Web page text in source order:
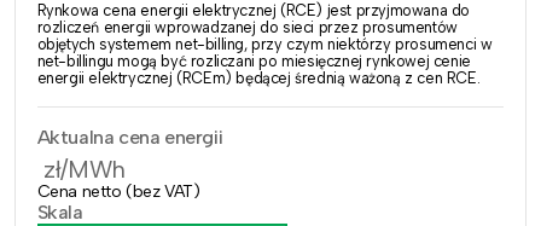
Rynkowa cena energii elektrycznej (RCE) jest przyjmowana do
rozliczeń energii wprowadzanej do sieci przez prosumentów
objętych systemem net-billing, przy czym niektórzy prosumenci w
net-billingu mogą być rozliczani po miesięcznej rynkowej cenie
energii elektrycznej (RCEm) będącej średnią ważoną z cen RCE.
Aktualna cena energii
zł/MWh
Cena netto (bez VAT)
Skala